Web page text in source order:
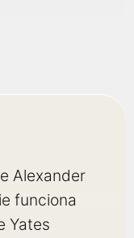
Alexander
funciona
Yates